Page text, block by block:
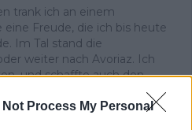
Not Process My Personal
trank ich an einem
Freude, die ich bis heute
Im Tal stand die
weiter nach Avoriaz. Ich
und schaffte auch den
ich Fahrer auf echten